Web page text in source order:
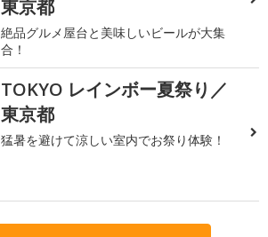
東京都
絶品グルメ屋台と美味しいビールが大集
合！
TOKYO レインボー夏祭り／
東京都
猛暑を避けて涼しい室内でお祭り体験！